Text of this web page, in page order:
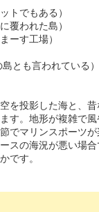
トでもある）
われた島）
ーす工場）
とも言われている）
を投影した海と、
す。地形が複雑で
でマリンスポーツ
スの海況が悪い場
です。